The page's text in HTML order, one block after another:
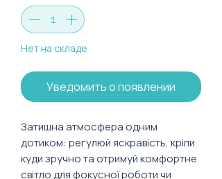
Нет на складе
Уведомить о появлении
Затишна атмосфера одним
дотиком: регулюй яскравість, кріпи
куди зручно та отримуй комфортне
світло для фокусної роботи чи